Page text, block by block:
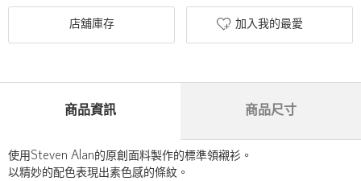
店舖庫存 加入我的最愛
商品資訊 商品尺寸
使用Steven Alan的原創面料製作的標準領襯衫。
以精妙的配色表現出素色感的條紋。